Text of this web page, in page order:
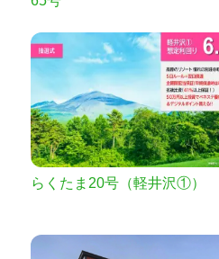
らくたま20号（軽井沢①）